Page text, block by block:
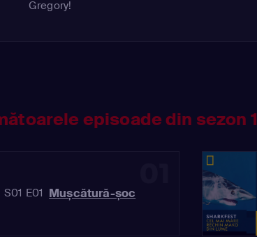
Gregory!
episoade din sezon 1
S01 E01 Mușcătură-șoc